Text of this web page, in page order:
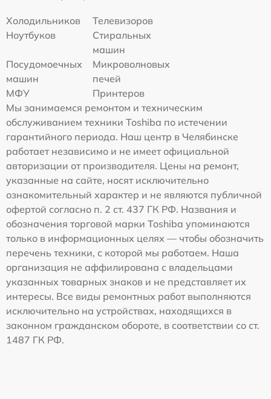
Холодильников
Телевизоров
Ноутбуков
Стиральных
машин
Посудомоечных
машин
Микроволновых
печей
МФУ
Принтеров
Мы занимаемся ремонтом и техническим
обслуживанием техники Toshiba по истечении
гарантийного периода. Наш центр в Челябинске
работает независимо и не имеет официальной
авторизации от производителя. Цены на ремонт,
указанные на сайте, носят исключительно
ознакомительный характер и не являются публичной
офертой согласно п. 2 ст. 437 ГК РФ. Названия и
обозначения торговой марки Toshiba упоминаются
только в информационных целях — чтобы обозначить
перечень техники, с которой мы работаем. Наша
организация не аффилирована с владельцами
указанных товарных знаков и не представляет их
интересы. Все виды ремонтных работ выполняются
исключительно на устройствах, находящихся в
законном гражданском обороте, в соответствии со ст.
1487 ГК РФ.